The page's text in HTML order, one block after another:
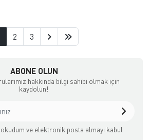
2 3
ABONE OLUN
hakkında bilgi sahibi olmak için
kaydolun!
okudum ve elektronik posta almayı kabul